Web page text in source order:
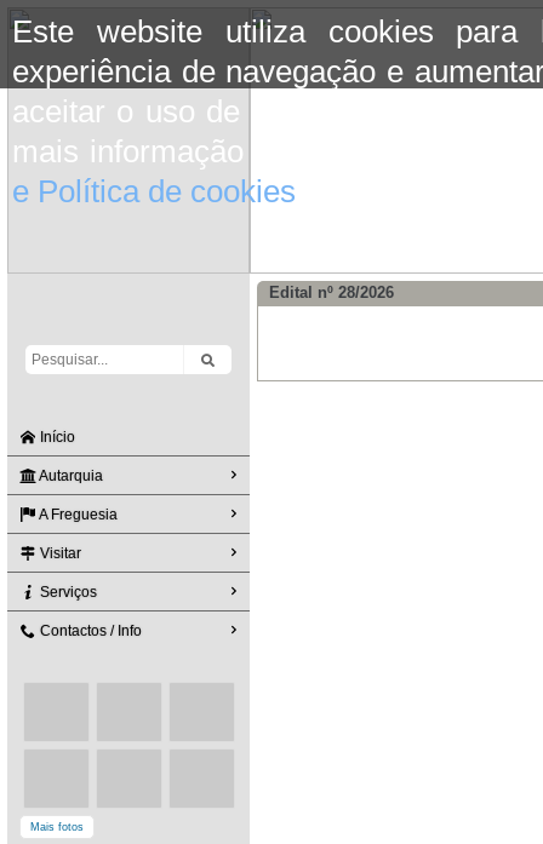
Este website utiliza cookies para
experiência de navegação e
aceitar o uso de cookies basta
mais informação consulte a
e Política de cookies
Início
Autarquia
A Freguesia
Visitar
Serviços
Contactos / Info
Mais fotos
Edital nº 28/2026